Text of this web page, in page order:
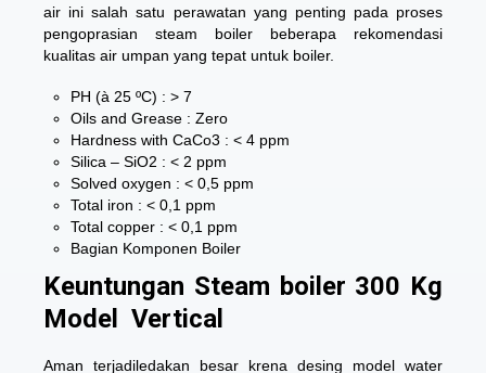
air ini salah satu perawatan yang penting pada proses
pengoprasian steam boiler beberapa rekomendasi
kualitas air umpan yang tepat untuk boiler.
PH (à 25 ºC) : > 7
Oils and Grease : Zero
Hardness with CaCo3 : < 4 ppm
Silica – SiO2 : < 2 ppm
Solved oxygen : < 0,5 ppm
Total iron : < 0,1 ppm
Total copper : < 0,1 ppm
Bagian Komponen Boiler
Keuntungan Steam boiler 300 Kg
Model Vertical
Aman terjadiledakan besar krena desing model water